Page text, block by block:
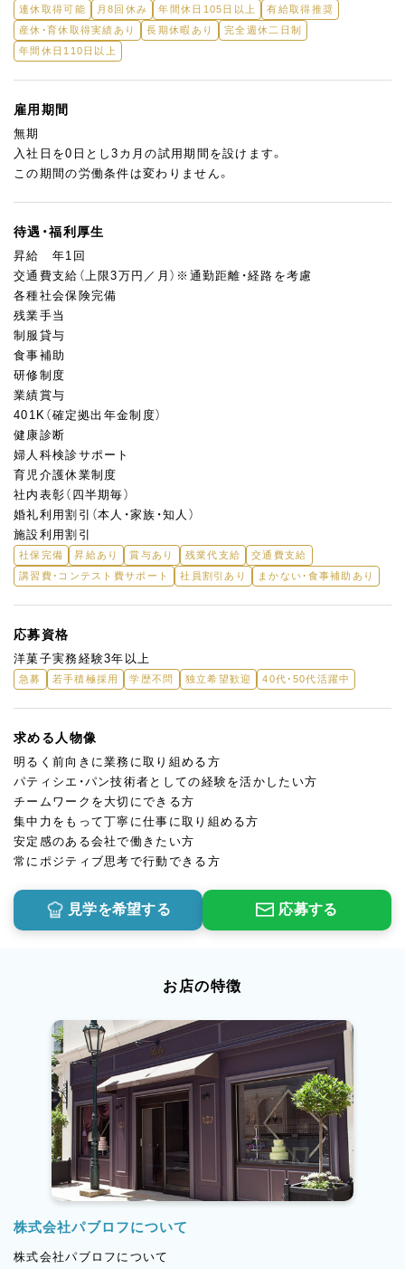
連休取得可能 月8回休み 年間休日105日以上
有給取得推奨
産休・育休取得実績あり
長期休暇あり
完全週休二日制
年間休日110日以上
雇用期間
無期
入社日を0日とし3カ月の試用期間を設けます。
この期間の労働条件は変わりません。
待遇・福利厚生
昇給 年1回
交通費支給（上限3万円／月）※通勤距離・経路を考慮
各種社会保険完備
残業手当
制服貸与
食事補助
研修制度
業績賞与
401K（確定拠出年金制度）
健康診断
婦人科検診サポート
育児介護休業制度
社内表彰（四半期毎）
婚礼利用割引（本人・家族・知人）
施設利用割引
社保完備 昇給あり 賞与あり 残業代支給
交通費支給
講習費・コンテスト費サポート
社員割引あり まかない・食事補助あり
応募資格
洋菓子実務経験3年以上
急募 若手積極採用 学歴不問 独立希望歓迎 40代・50代活躍中
求める人物像
明るく前向きに業務に取り組める方
パティシエ・パン技術者としての経験を活かしたい方
チームワークを大切にできる方
集中力をもって丁寧に仕事に取り組める方
安定感のある会社で働きたい方
常にポジティブ思考で行動できる方
見学を希望する 応募する
お店の特徴
株式会社パブロフについて
株式会社パブロフについて